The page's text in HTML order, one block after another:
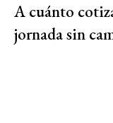
A cuánto
jornada sin